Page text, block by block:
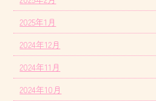
2025年1月
2024年12月
2024年11月
2024年10月